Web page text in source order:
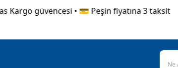
güvencesi • 💳 Peşin fiyatına 3 taksit